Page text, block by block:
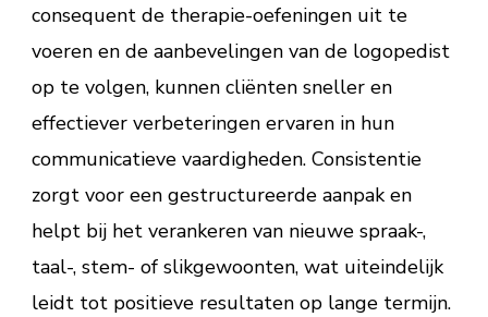
consequent de therapie-oefeningen uit te
voeren en de aanbevelingen van de logopedist
op te volgen, kunnen cliënten sneller en
effectiever verbeteringen ervaren in hun
communicatieve vaardigheden. Consistentie
zorgt voor een gestructureerde aanpak en
helpt bij het verankeren van nieuwe spraak-,
taal-, stem- of slikgewoonten, wat uiteindelijk
leidt tot positieve resultaten op lange termijn.